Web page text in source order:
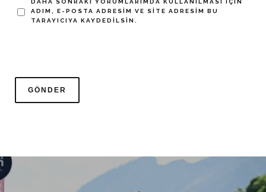
DAHA SONRAKI YORUMLARIMDA KULLANILMASI IÇIN
ADIM, E-POSTA ADRESIM VE SITE ADRESIM BU
TARAYICIYA KAYDEDILSIN.